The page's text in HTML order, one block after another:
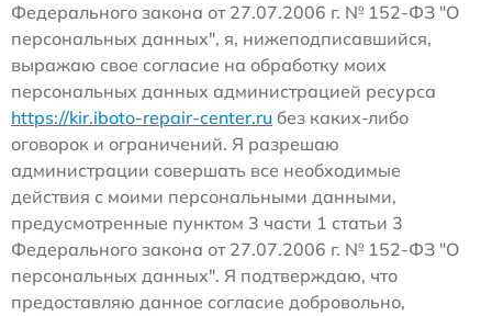
Федерального закона от 27.07.2006 г. № 152-ФЗ "О
персональных данных", я, нижеподписавшийся,
выражаю свое согласие на обработку моих
персональных данных администрацией ресурса
https://kir.iboto-repair-center.ru без каких-либо
оговорок и ограничений. Я разрешаю
администрации совершать все необходимые
действия с моими персональными данными,
предусмотренные пунктом 3 части 1 статьи 3
Федерального закона от 27.07.2006 г. № 152-ФЗ "О
персональных данных". Я подтверждаю, что
предоставляю данное согласие добровольно,